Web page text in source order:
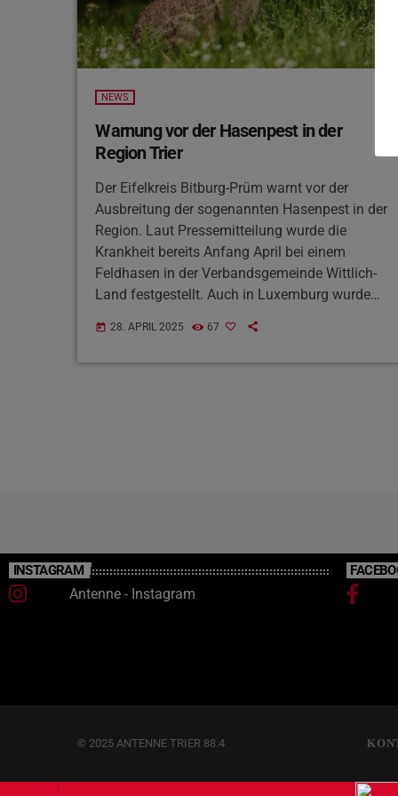
NEWS
Warnung vor der Hasenpest in der
Region Trier
Der Eifelkreis Bitburg-Prüm warnt vor der
Ausbreitung der sogenannten Hasenpest in der
Region. Laut Pressemitteilung wurde die
Krankheit bereits Anfang April bei einem
Feldhasen in der Verbandsgemeinde Wittlich-
Land festgestellt. Auch in Luxemburg wurden
vor allem Hasen und Nagetiere, ist jedoch
auch für Menschen hoch ansteckend und
today 28. APRIL 2025 67
INSTAGRAM
Antenne - Instagram
© 2025 ANTENNE TRIER 88.4